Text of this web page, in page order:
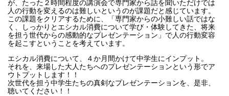
が、たった２時間程度の講演会で専門家から話を聞いただけでは
人の行動を変えるのは難しいというのが課題だと感じています。
この課題をクリアするために、「専門家からの小難しい話ではな
く、しっかりとエシカル消費について学び・体験してきた、将来
を担う世代からの感動的なプレゼンテーション」で人の行動変容
を起こすということを考えています。
エシカル消費について、４か月間かけて中学生にインプット。
それを、来場した大人たちへのプレゼンテーションという形でア
ウトプットします！！
次世代を担う中学生たちの真剣なプレゼンテーションを、是非、
聴いてください！！